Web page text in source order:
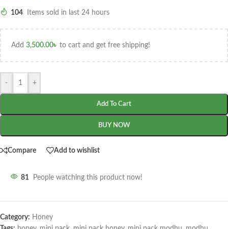
104 Items sold in last 24 hours
Add 3,500.00৳ to cart and get free shipping!
- +
Add To Cart
BUY NOW
Compare Add to wishlist
81 People watching this product now!
Category: Honey